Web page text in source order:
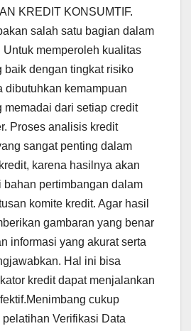
KREDIT KONSUMTIF.
salah satu bagian dalam
Untuk memperoleh kualitas
baik dengan tingkat risiko
dibutuhkan kemampuan
memadai dari setiap credit
Proses analisis kredit
sangat penting dalam
karena hasilnya akan
pertimbangan dalam
komite kredit. Agar hasil
gambaran yang benar
informasi yang akurat serta
Hal ini bisa
kredit dapat menjalankan
cukup
Verifikasi Data